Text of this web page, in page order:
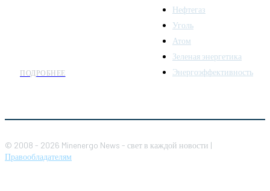
ПОДРОБНЕЕ
Нефтегаз
Уголь
Атом
Зеленая энергетика
Энергоэффективность
© 2008 - 2026 Minenergo News - свет в каждой новости |
Правообладателям